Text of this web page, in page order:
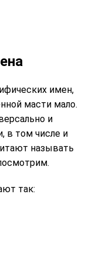
имен,
масти мало.
и
в том числе и
называть
так: